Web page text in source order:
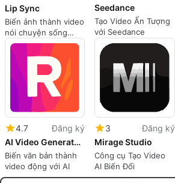
Lip Sync
Biến ảnh thành video
nói chuyện sống
động
Seedance
Tạo Video Ấn Tượng
với Seedance
4.7
Đăng ký
AI Video Generator by RenderFlow AI
Biến văn bản thành
video động với AI
3
Đăng ký
Mirage Studio
Công cụ Tạo Video
AI Biến Đổi